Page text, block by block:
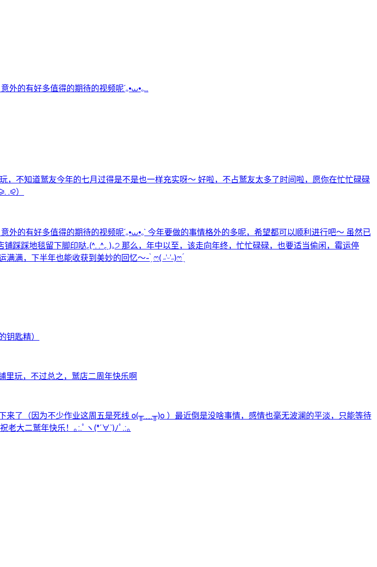
的有好多值得的期待的视频呢´ₒ⦁⩊⦁ₒ...
不知道鹫友今年的七月过得是不是也一样充实呀～ 好啦，不占鹫友太多了时间啦，愿你在忙忙碌碌
.⪨）
的有好多值得的期待的视频呢´ₒ⦁⩊⦁ₒ` 今年要做的事情格外的多呢，希望都可以顺利进行吧～ 虽然已
踩地毯留下脚印哒꜀(^. .^꜀ )꜆੭ 那么，年中以至，该走向年终，忙忙碌碌，也要适当偷闲，霉运停
满，下半年也能收获到美妙的回忆～- ̗̀ ෆ( ˶’ᵕ’˶)ෆ
匙精）
里玩，不过总之，鹫店二周年快乐啊
了（因为不少作业这周五是死线 o(╥﹏╥)o ）最近倒是没啥事情，感情也毫无波澜的平淡，只能等待
老大二鹫年快乐！｡:.ﾟヽ(*´∀`)ﾉﾟ.:｡